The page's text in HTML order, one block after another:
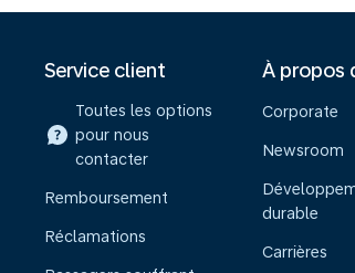
Service client
Toutes les options
pour nous
contacter
Remboursement
Réclamations
À propos
Corporate
Newsroom
durable
Carrières